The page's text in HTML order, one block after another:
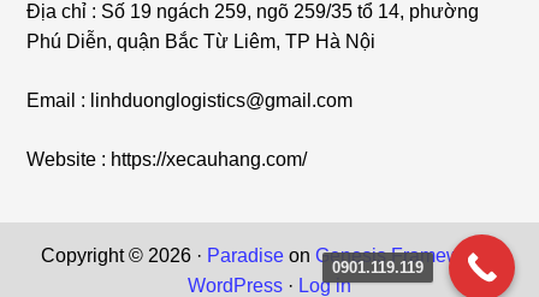
Địa chỉ : Số 19 ngách 259, ngõ 259/35 tổ 14, phường
Phú Diễn, quận Bắc Từ Liêm, TP Hà Nội
Email : linhduonglogistics@gmail.com
Website : https://xecauhang.com/
Copyright © 2026 · Paradise on Genesis Framework
WordPress · Log in
0901.119.119